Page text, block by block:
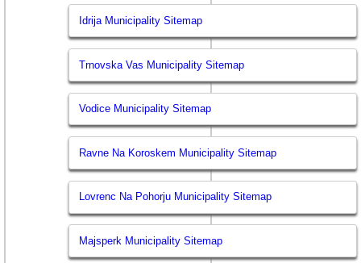
Idrija Municipality Sitemap
Trnovska Vas Municipality Sitemap
Vodice Municipality Sitemap
Ravne Na Koroskem Municipality Sitemap
Lovrenc Na Pohorju Municipality Sitemap
Majsperk Municipality Sitemap